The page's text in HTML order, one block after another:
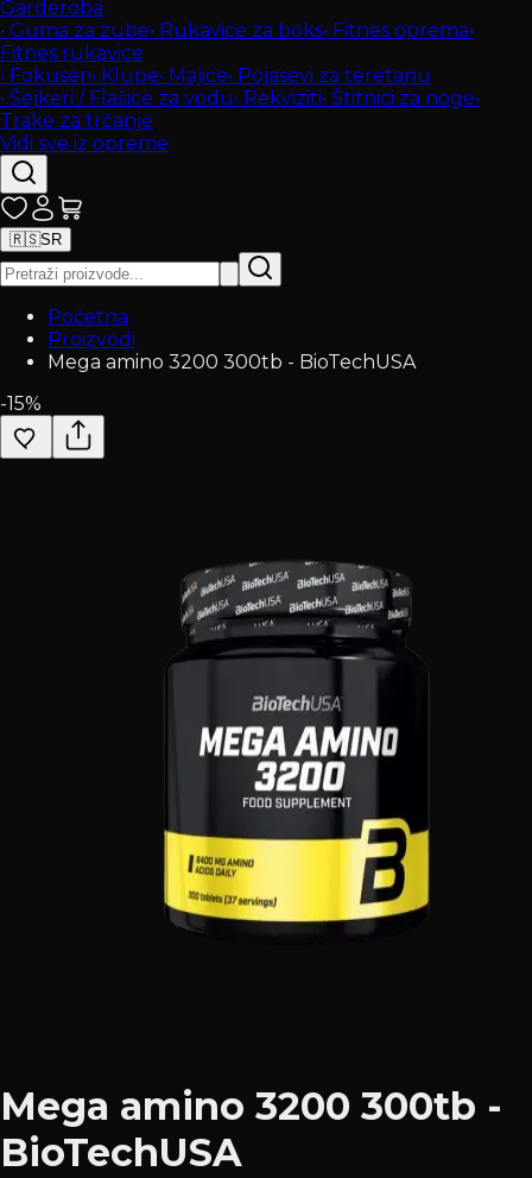
Garderoba
• Guma za zube• Rukavice za boks• Fitnes oprema•
Fitnes rukavice
• Fokuseri• Klupe• Majice• Pojasevi za teretanu
• Šejkeri / Flašice za vodu• Rekviziti• Štitnici za noge•
Trake za trčanje
Vidi sve iz opreme
🇷🇸SR
Početna
Proizvodi
Mega amino 3200 300tb - BioTechUSA
-15%
Mega amino 3200 300tb -
BioTechUSA